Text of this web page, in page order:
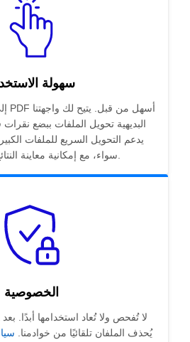
سهولة
البديهية تحويل الملفات ببضع
يدعم التحويل السريع للملفات
سواء، مع إمكانية معاينة النتائج قبل التحميل.
الخصوصية
التحويل إلى PDF، يُحذف الملفان تلقائيًا من خوادمنا.